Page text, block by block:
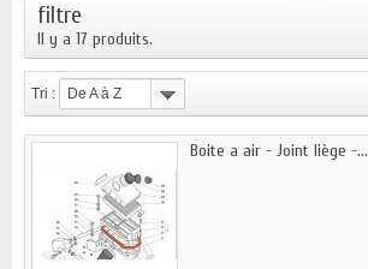
filtre
Il y a 17 produits.
Tri : De A à Z
Boite a air - Joint liège -...